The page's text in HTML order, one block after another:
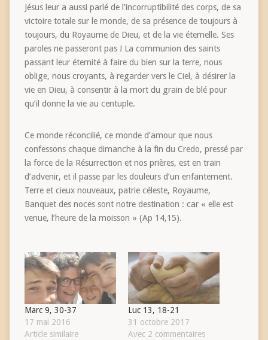
Jésus leur a aussi parlé de l’incorruptibilité des corps, de sa
victoire totale sur le monde, de sa présence de toujours à
toujours, du Royaume de Dieu, et de la vie éternelle. Ses
paroles ne passeront pas ! La communion des saints
passant leur éternité à faire du bien sur la terre, nous
oblige, nous croyants, à regarder vers le Ciel, à désirer la
vie en Dieu, à consentir à la mort du grain de blé pour
qu’il donne la vie au centuple.
Ce monde réconcilié, ce monde d’amour que nous
confessons chaque dimanche à la fin du Credo, pressé par
la force de la Résurrection et nos prières, est en train
d’advenir, et il passe par les douleurs d’un enfantement.
Terre et cieux nouveaux, patrie céleste, Royaume,
Banquet des noces sont notre destination : car « elle est
venue, l’heure de la moisson » (Ap 14,15).
Marc 9, 30-37
17 mai 2016
Article similaire
Luc 13, 18-21
31 octobre 2017
Avec 2 commentaires